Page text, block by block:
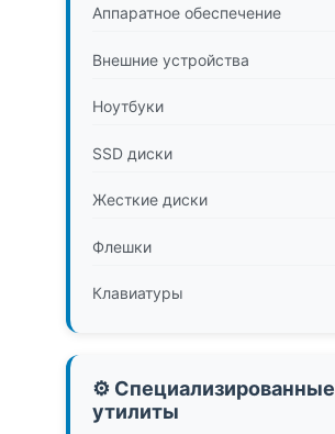
Аппаратное обеспечение
Внешние устройства
Ноутбуки
SSD диски
Жесткие диски
Флешки
Клавиатуры
⚙️ Специализированные
утилиты